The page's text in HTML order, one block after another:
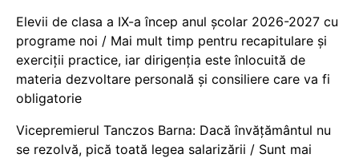
Elevii de clasa a IX-a încep anul școlar 2026-2027 cu
programe noi / Mai mult timp pentru recapitulare și
exerciții practice, iar dirigenția este înlocuită de
materia dezvoltare personală și consiliere care va fi
obligatorie
Vicepremierul Tanczos Barna: Dacă învățământul nu
se rezolvă, pică toată legea salarizării / Sunt mai